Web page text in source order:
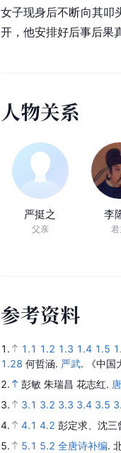
女子现身后不断向其叩
开，他安排好后事后果
人物关系
严挺之
父亲
李
参考资料
1. 1.1 1.2 1.3 1.4 1.5
1.28 何哲涵. 严武.
《中
2.
彭敏 朱瑞昌 花志红.
3.
3.1 3.2 3.3 3.4 3.5
4.
4.1 4.2 彭定求、沈
5.
5.1 5.2 全唐诗补编.